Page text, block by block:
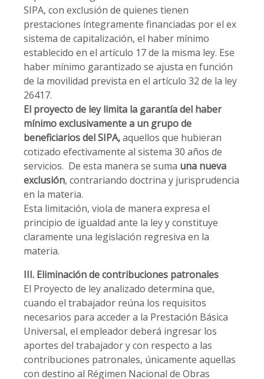
SIPA, con exclusión de quienes tienen
prestaciones íntegramente financiadas por el ex
sistema de capitalización, el haber mínimo
establecido en el artículo 17 de la misma ley. Ese
haber mínimo garantizado se ajusta en función
de la movilidad prevista en el artículo 32 de la ley
26417.
El proyecto de ley limita la garantía del haber
mínimo exclusivamente a un grupo de
beneficiarios del SIPA,aquellos que hubieran
cotizado efectivamente al sistema 30 años de
servicios. De esta manera se suma una nueva
exclusión, contrariando doctrina y jurisprudencia
en la materia.
Esta limitación, viola de manera expresa el
principio de igualdad ante la ley y constituye
claramente una legislación regresiva en la
materia.
III. Eliminación de contribuciones patronales
El Proyecto de ley analizado determina que,
cuando el trabajador reúna los requisitos
necesarios para acceder a la Prestación Básica
Universal, el empleador deberá ingresar los
aportes del trabajador y con respecto a las
contribuciones patronales, únicamente aquellas
con destino al Régimen Nacional de Obras